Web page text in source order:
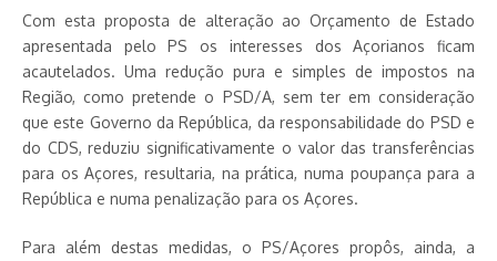
Com esta proposta de alteração ao Orçamento de Estado
apresentada pelo PS os interesses dos Açorianos ficam
acautelados. Uma redução pura e simples de impostos na
Região, como pretende o PSD/A, sem ter em consideração
que este Governo da República, da responsabilidade do PSD e
do CDS, reduziu significativamente o valor das transferências
para os Açores, resultaria, na prática, numa poupança para a
República e numa penalização para os Açores.
Para além destas medidas, o PS/Açores propôs, ainda, a